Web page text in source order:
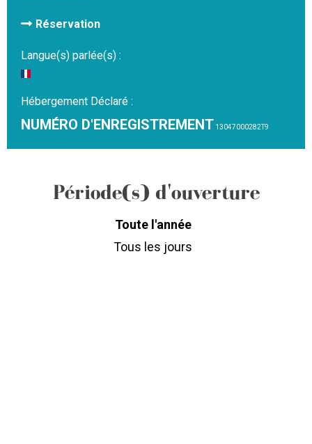
Réservation
Langue(s) parlée(s) :
Hébergement Déclaré :
NUMÉRO D'ENREGISTREMENT 13047000282T9
Période(s) d'ouverture
Toute l'année
Tous les jours